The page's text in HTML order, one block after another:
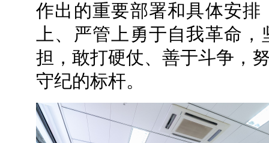
作出的重要部署和具体安
上、严管上勇于自我革命
担，敢打硬仗、善于斗争，
守纪的标杆。